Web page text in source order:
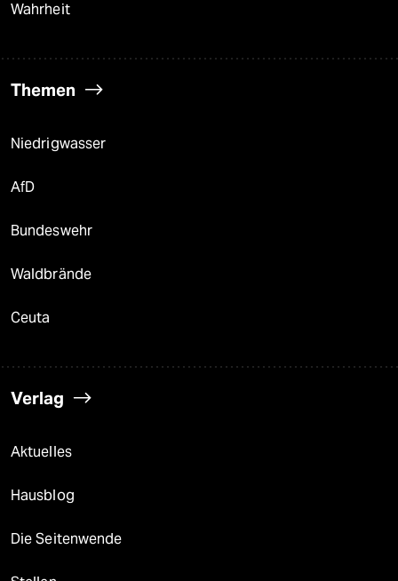
Wahrheit
Themen
Niedrigwasser
AfD
Bundeswehr
Waldbrände
Ceuta
Verlag
Aktuelles
Hausblog
Die Seitenwende